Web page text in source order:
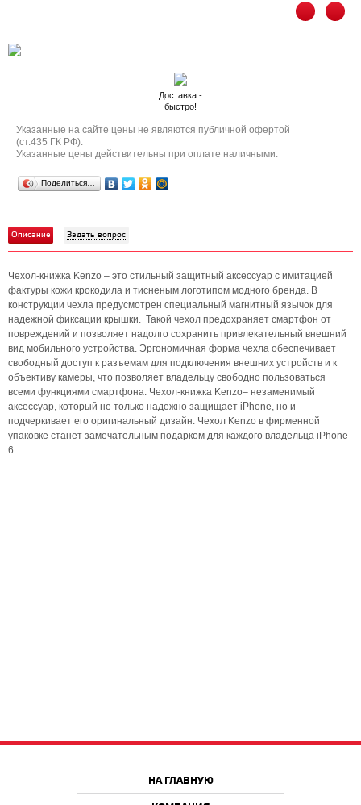
Доставка -
быстро!
Указанные на сайте цены не являются публичной офертой
(ст.435 ГК РФ).
Указанные цены действительны при оплате наличными.
Поделиться…
Описание Задать вопрос
Чехол-книжка Kenzo – это стильный защитный аксессуар с имитацией
фактуры кожи крокодила и тисненым логотипом модного бренда. В
конструкции чехла предусмотрен специальный магнитный язычок для
надежной фиксации крышки. Такой чехол предохраняет смартфон от
повреждений и позволяет надолго сохранить привлекательный внешний
вид мобильного устройства. Эргономичная форма чехла обеспечивает
свободный доступ к разъемам для подключения внешних устройств и к
объективу камеры, что позволяет владельцу свободно пользоваться
всеми функциями смартфона. Чехол-книжка Kenzo– незаменимый
аксессуар, который не только надежно защищает iPhone, но и
подчеркивает его оригинальный дизайн. Чехол Kenzo в фирменной
упаковке станет замечательным подарком для каждого владельца iPhone
6.
НА ГЛАВНУЮ